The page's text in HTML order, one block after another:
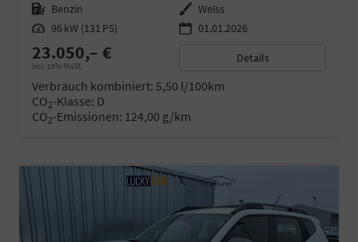
Kraftstoff Benzin Außenfarbe Weiss
Leistung 96 kW (131 PS) 01.01.2026
23.050,– €
incl. 19% MwSt.
Details
Verbrauch kombiniert: 5,50 l/100km
CO2-Klasse: D
CO2-Emissionen: 124,00 g/km